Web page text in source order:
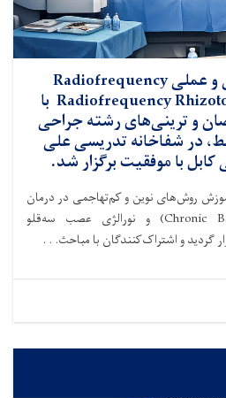
ورکشاپ تخصصی علمی و عملی Radiofrequency
Ablation (RFA) و Radiofrequency Rhizotomy با
و ترینی‌های رشته جراحی
در شفاخانه تدریسی علی
با موفقیت برگزار شد.
روش‌های نوین و کم‌تهاجمی در درمان
درد مزمن کمر (Chronic Back Pain) و نورالژی عصب سه‌قلو